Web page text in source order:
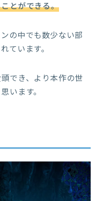
とができる。
の中でも数少ない部
ています。
でき、より本作の世
います。